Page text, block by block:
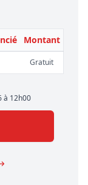
Montant
Gratuit
à 12h00